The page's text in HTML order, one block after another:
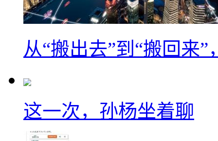
从“搬出去”到“搬回来
这一次，孙杨坐着聊